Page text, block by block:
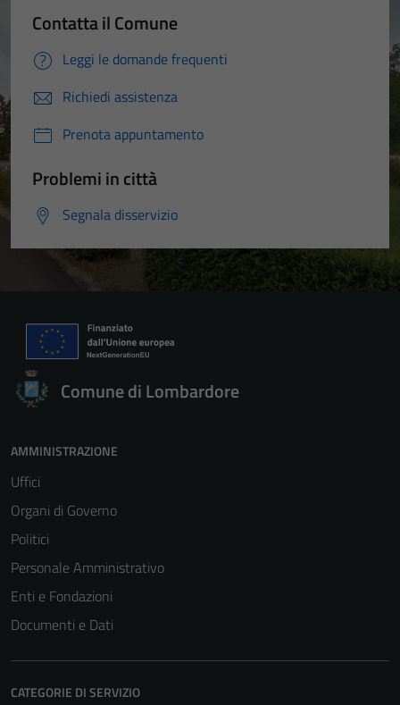
Contatta il Comune
Leggi le domande frequenti
Richiedi assistenza
Prenota appuntamento
Problemi in città
Segnala disservizio
Comune di Lombardore
AMMINISTRAZIONE
Uffici
Organi di Governo
Politici
Personale Amministrativo
Enti e Fondazioni
Documenti e Dati
CATEGORIE DI SERVIZIO